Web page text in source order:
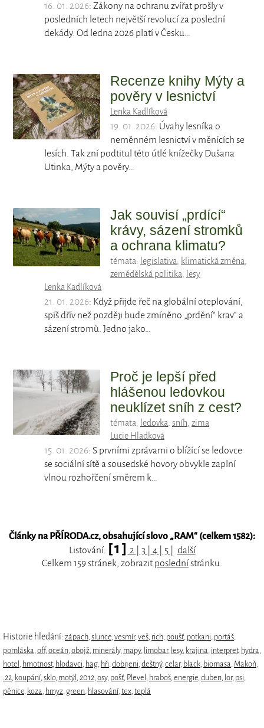
16. 01. 2026: Zákony na ochranu zvířat prošly v
posledních letech největší revolucí za poslední
dekády. Od ledna 2026 platí v Česku…
Recenze knihy Mýty a
pověry v lesnictví
Lenka Kadlíková
19. 01. 2026: Úvahy lesníka o
neměnném lesnictví v měnících se
lesích. Tak zní podtitul této útlé knížečky Dušana
Utinka, Mýty a pověry…
Jak souvisí „prdící“
krávy, sázení stromků
a ochrana klimatu?
témata: legislativa, klimatická změna,
zemědělská politika, lesy
Lenka Kadlíková
21. 01. 2026: Když přijde řeč na globální oteplování,
spíš dřív než později bude zmíněno „prdění“ krav“ a
sázení stromů. Jedno jako…
Proč je lepší před
hlášenou ledovkou
neuklízet sníh z cest?
témata: ledovka, sníh, zima
Lucie Hladková
15. 01. 2026: S prvními zprávami o blížící se ledovce
se sociální sítě a sousedské hovory obvykle zaplní
vlnou rozhořčení směrem k…
Články na PŘÍRODA.cz, obsahující slovo „RAM“ (celkem 1582):
Listování: [ 1 ] 2 3 4 5
další
Celkem 159 stránek, zobrazitposlednístránku.
Historie hledání: zápach,slunce,vesmír,veš, rich, poušť, potkani, portáš,
pomláska,off,oceán,obojž, minerály, mapy, limobar, lesy, krajina, interpret, hydra,
hotel , hmotnost, hlodavci, hag, hři,dobijeni,deštný,celar, black, biomasa, Makoň,
.22, koupání,sklo, motýl ,2012,osy, pošť, Plevel , hraboš,energie,duben, lor, psi,
pěnice, koza, hmyz, green, hlasování,tex,teplá